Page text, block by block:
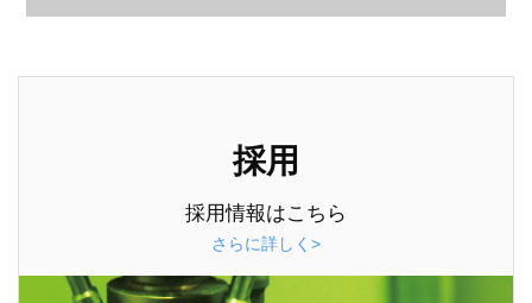
採用
採用情報はこちら
さらに詳しく>